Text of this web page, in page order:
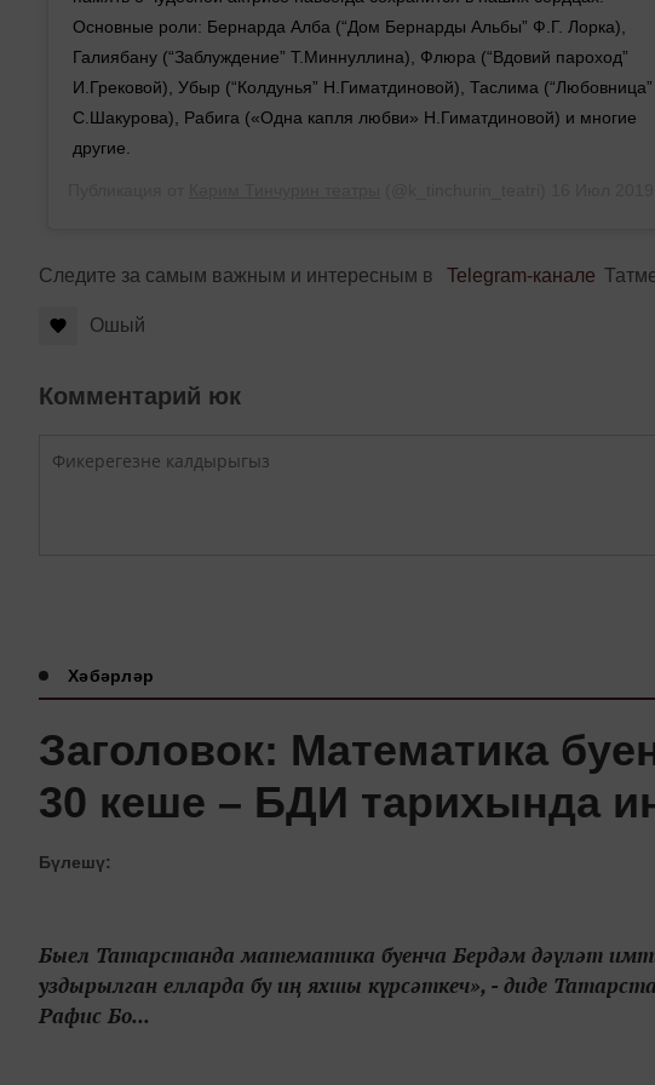
Основные роли: Бернарда Алба (“Дом Бернарды Альбы” Ф.Г. Лорка),
Галиябану (“Заблуждение” Т.Миннуллина), Флюра (“Вдовий пароход”
И.Грековой), Убыр (“Колдунья” Н.Гиматдиновой), Таслима (“Любовница”
С.Шакурова), Рабига («Одна капля любви» Н.Гиматдиновой) и многие
другие.
Следите за самым важным и интересным в Telegram-канале
Ошый
Комментарий юк
Хәбәрләр
Заголовок: Математика
30 кеше – БДИ тарихында
Бүлешү:
Быел Татарстанда математика буенча Бердәм дәүләт
уздырылган елларда бу иң яхшы күрсәткеч», - диде
Рафис Бо...